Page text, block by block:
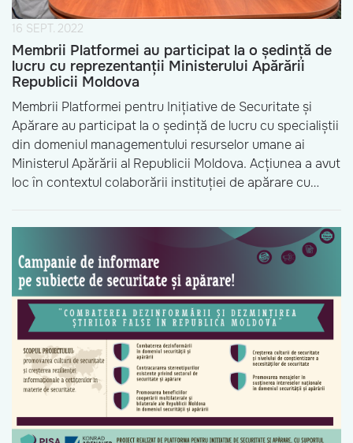
16 SEPT. 2022
Membrii Platformei au participat la o ședință de
lucru cu reprezentanții Ministerului Apărării
Republicii Moldova
Membrii Platformei pentru Inițiative de Securitate și
Apărare au participat la o ședință de lucru cu specialiștii
din domeniul managementului resurselor umane ai
Ministerul Apărării al Republicii Moldova. Acțiunea a avut
loc în contextul colaborării instituției de apărare cu